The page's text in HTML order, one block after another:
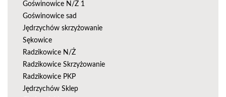
Goświnowice N/Ż 1
Goświnowice sad
Jędrzychów skrzyżowanie
Sękowice
Radzikowice N/Ż
Radzikowice Skrzyżowanie
Radzikowice PKP
Jędrzychów Sklep